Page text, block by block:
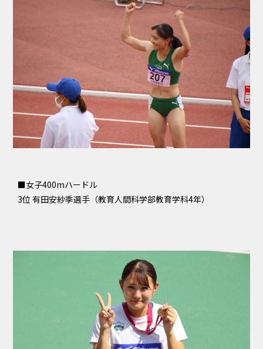
■女子400mハードル
3位 有田安紗季選手（教育人間科学部教育学科4年）